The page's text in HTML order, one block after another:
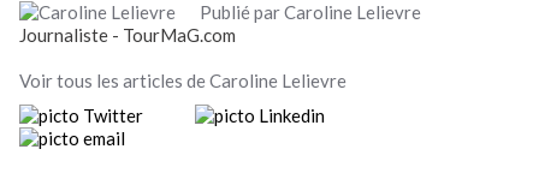
Publié par Caroline Lelievre
Journaliste - TourMaG.com
Voir tous les articles de Caroline Lelievre